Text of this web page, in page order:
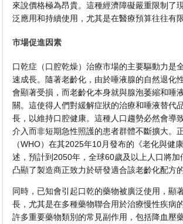
來說價格極為昂貴。這種經濟障礙嚴重限制了
泛應用和持續使用，尤其是在醫療預算往往有
市場促進因素
口乾症（口腔乾燥）治療市場的主要驅動力是
速成長。隨著老齡化，由於唾液腺的自然退化
會顯著受損，而老齡化本身就與腺泡萎縮和唾
關。這使得人們對緩解症狀的治療和唾液替代
長，以維持口腔健康。這種人口趨勢必然會導
介入而非短期急性照護的患者群體不斷擴大。
（WHO）在其2025年10月發布的《老化與健
述，預計到2050年，全球60歲及以上人口將加
凸顯了製造商正致力於研發適合該老齡化配方
同時，已知會引起口乾的藥物被廣泛使用，顯
長，尤其是在多種藥物聯合用於治療慢性疾病
許多重要藥物類別的常見副作用，包括降血壓